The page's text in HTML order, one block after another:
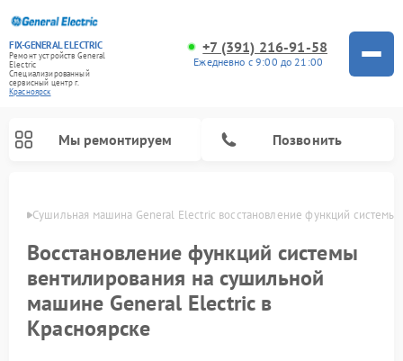
FIX-GENERAL ELECTRIC
Ремонт устройств General
Electric
Специализированный
cервисный центр г.
Красноярск
+7 (391) 216-91-58
Ежедневно с 9:00 до 21:00
Мы ремонтируем Позвонить
Сушильная машина General Electric восстановление функций системы
Восстановление функций системы
вентилирования на сушильной
машине General Electric в
Красноярске